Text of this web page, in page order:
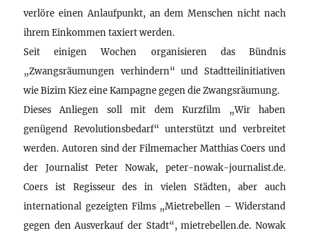
verlöre einen Anlaufpunkt, an dem Menschen nicht nach
ihrem Einkommen taxiert werden.
Seit einigen Wochen organisieren das Bündnis
„Zwangsräumungen verhindern“ und Stadtteilinitiativen
wie Bizim Kiez eine Kampagne gegen die Zwangsräumung.
Dieses Anliegen soll mit dem Kurzfilm „Wir haben
genügend Revolutionsbedarf“ unterstützt und verbreitet
werden. Autoren sind der Filmemacher Matthias Coers und
der Journalist Peter Nowak, peter-nowak-journalist.de.
Coers ist Regisseur des in vielen Städten, aber auch
international gezeigten Films „Mietrebellen – Widerstand
gegen den Ausverkauf der Stadt“, mietrebellen.de. Nowak